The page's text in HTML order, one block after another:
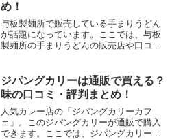
め！
与板製麺所で販売している手まりうどん
が話題になっています。ここでは、与板
製麺所の手まりうどんの販売店や口コ
ジパングカリーは通販で買える？
味の口コミ・評判まとめ！
人気カレー店の「ジパングカリーカフ
ェ」。このジパングカリーが通販で購入
できます。ここでは、ジパングカリーの